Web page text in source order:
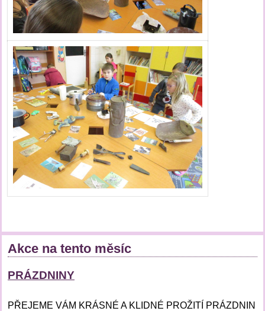
Akce na tento měsíc
PRÁZDNINY
PŘEJEME VÁM KRÁSNÉ A KLIDNÉ PROŽITÍ PRÁZDNIN